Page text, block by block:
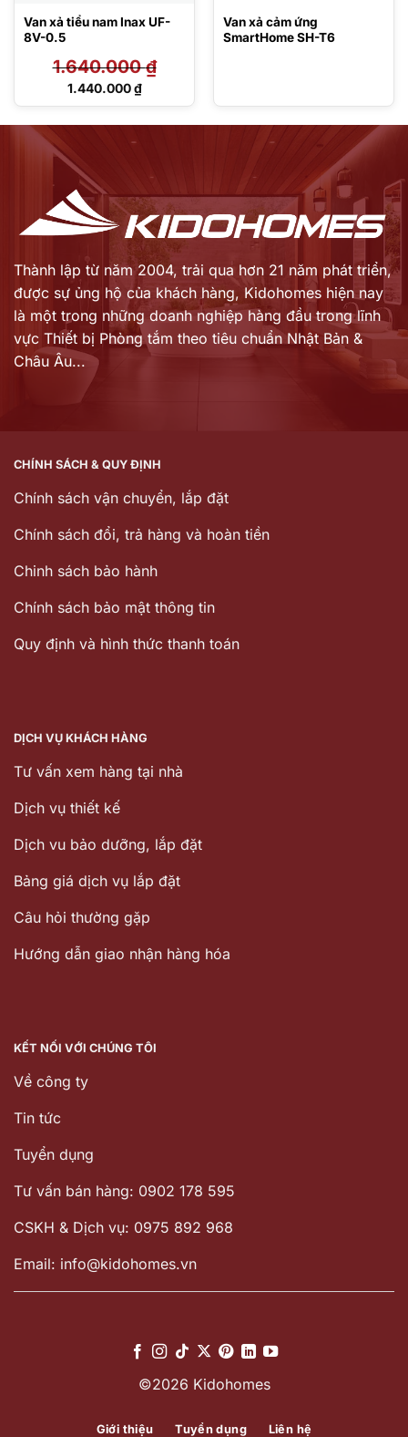
Van xả tiểu nam Inax UF-
8V-0.5
1.640.000₫
Giá
1.440.000₫
Giá
Van xả cảm ứng
SmartHome SH-T6
Thành lập từ năm 2004, trải qua hơn 21 năm phát triển,
được sự ủng hộ của khách hàng, Kidohomes hiện nay
là một trong những doanh nghiệp hàng đầu trong lĩnh
vực Thiết bị Phòng tắm theo tiêu chuẩn Nhật Bản &
Châu Âu...
CHÍNH SÁCH & QUY ĐỊNH
Chính sách vận chuyển, lắp đặt
Chính sách đổi, trả hàng và hoàn tiền
Chinh sách bảo hành
Chính sách bảo mật thông tin
Quy định và hình thức thanh toán
DỊCH VỤ KHÁCH HÀNG
Tư vấn xem hàng tại nhà
Dịch vụ thiết kế
Dịch vu bảo dưỡng, lắp đặt
Bảng giá dịch vụ lắp đặt
Câu hỏi thường gặp
Hướng dẫn giao nhận hàng hóa
KẾT NỐI VỚI CHÚNG TÔI
Về công ty
Tin tức
Tuyển dụng
Tư vấn bán hàng: 0902 178 595
CSKH & Dịch vụ: 0975 892 968
Email: info@kidohomes.vn
©2026 Kidohomes
Giới thiệu Tuyển dụng Liên hệ